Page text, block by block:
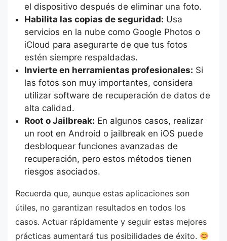
el dispositivo después de eliminar una foto.
Habilita las copias de seguridad: Usa
servicios en la nube como Google Photos o
iCloud para asegurarte de que tus fotos
estén siempre respaldadas.
Invierte en herramientas profesionales: Si
las fotos son muy importantes, considera
utilizar software de recuperación de datos de
alta calidad.
Root o Jailbreak: En algunos casos, realizar
un root en Android o jailbreak en iOS puede
desbloquear funciones avanzadas de
recuperación, pero estos métodos tienen
riesgos asociados.
Recuerda que, aunque estas aplicaciones son
útiles, no garantizan resultados en todos los
casos. Actuar rápidamente y seguir estas mejores
prácticas aumentará tus posibilidades de éxito.